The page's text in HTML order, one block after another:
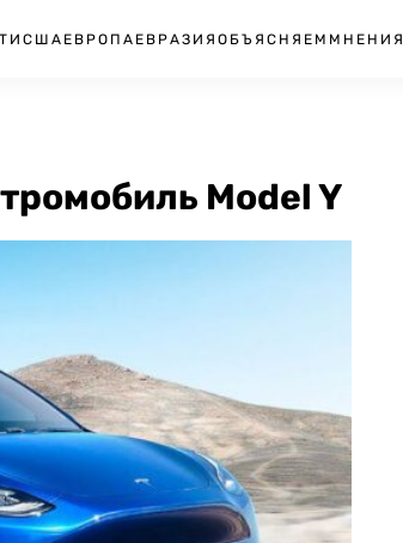
США ЕВРОПА ЕВРАЗИЯ ОБЪЯСНЯЕМ МНЕНИЯ
Model Y